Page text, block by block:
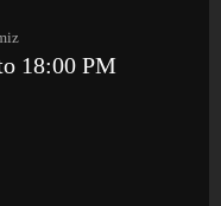
18:00 PM